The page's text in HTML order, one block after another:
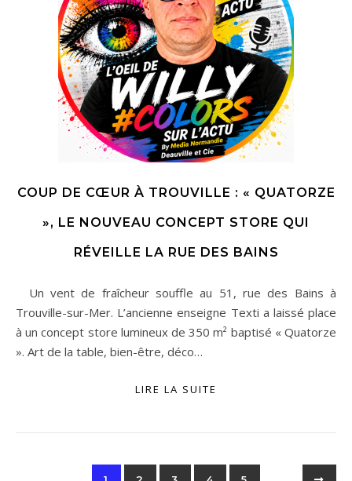
COUP DE CŒUR À TROUVILLE : « QUATORZE
», LE NOUVEAU CONCEPT STORE QUI
RÉVEILLE LA RUE DES BAINS
Un vent de fraîcheur souffle au 51, rue des Bains à
Trouville-sur-Mer. L’ancienne enseigne Texti a laissé place
à un concept store lumineux de 350 m² baptisé « Quatorze
». Art de la table, bien-être, déco…
LIRE LA SUITE